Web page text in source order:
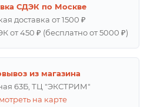
СДЭК по Москве
доставка от 1500 ₽
от 450 ₽ (бесплатно от 5000 ₽)
из магазина
63Б, ТЦ "ЭКСТРИМ"
на карте